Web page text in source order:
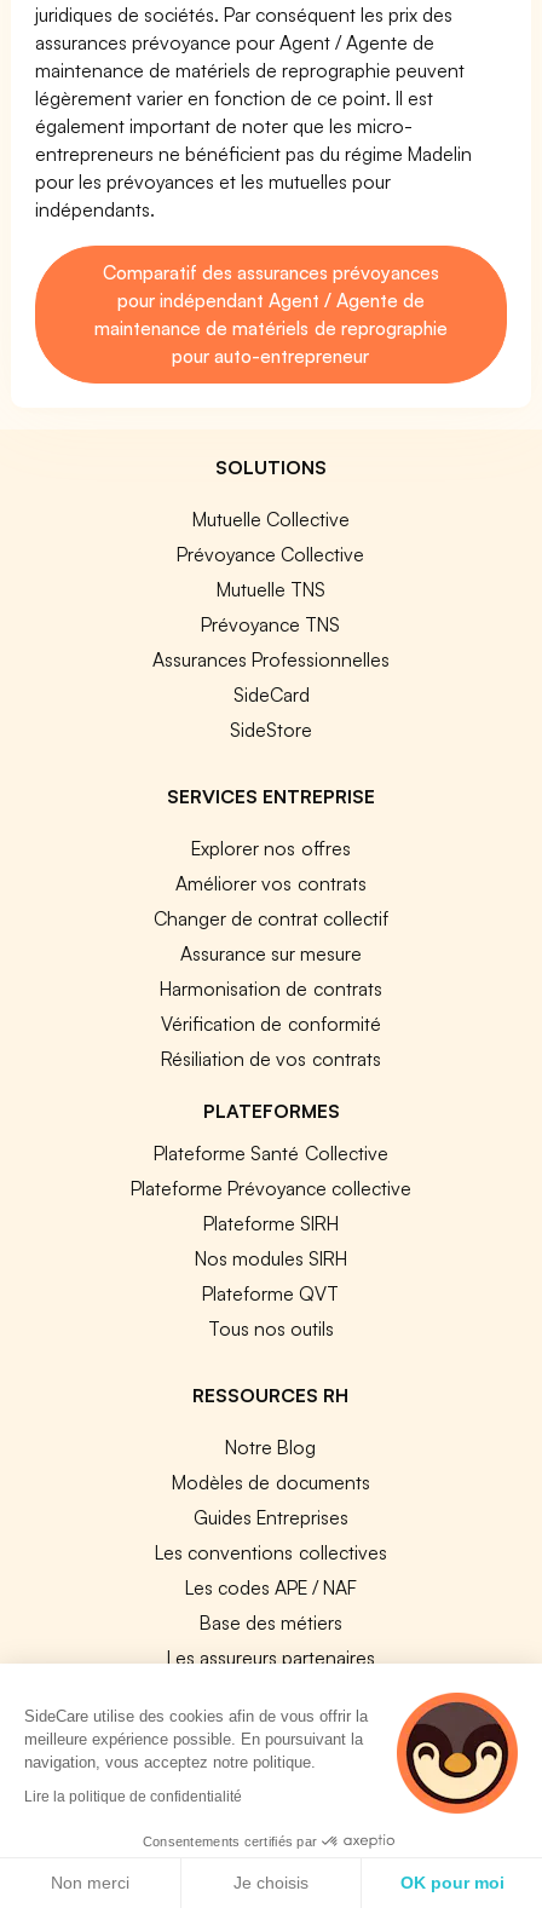
juridiques de sociétés. Par conséquent les prix des
assurances prévoyance pour Agent / Agente de
maintenance de matériels de reprographie peuvent
légèrement varier en fonction de ce point. Il est
également important de noter que les micro-
entrepreneurs ne bénéficient pas du régime Madelin
pour les prévoyances et les mutuelles pour
indépendants.
Comparatif des assurances prévoyances
pour indépendant Agent / Agente de
maintenance de matériels de reprographie
pour auto-entrepreneur
SOLUTIONS
Mutuelle Collective
Prévoyance Collective
Mutuelle TNS
Prévoyance TNS
Assurances Professionnelles
SideCard
SideStore
SERVICES ENTREPRISE
Explorer nos offres
Améliorer vos contrats
Changer de contrat collectif
Assurance sur mesure
Harmonisation de contrats
Vérification de conformité
Résiliation de vos contrats
PLATEFORMES
Plateforme Santé Collective
Plateforme Prévoyance collective
Plateforme SIRH
Nos modules SIRH
Plateforme QVT
Tous nos outils
RESSOURCES RH
Notre Blog
Modèles de documents
Guides Entreprises
Les conventions collectives
Les codes APE / NAF
Base des métiers
Les assureurs partenaires
Bureaux CPAM
Les codes CCAM
Les OPCO
Tops assurances par secteur
SideCare utilise des cookies afin de vous offrir la
meilleure expérience possible. En poursuivant la
navigation, vous acceptez notre politique.
Lire la politique de confidentialité
Consentements certifiés par
Non merci Je choisis OK pour moi
2 personnes
consultent
actuellement cette